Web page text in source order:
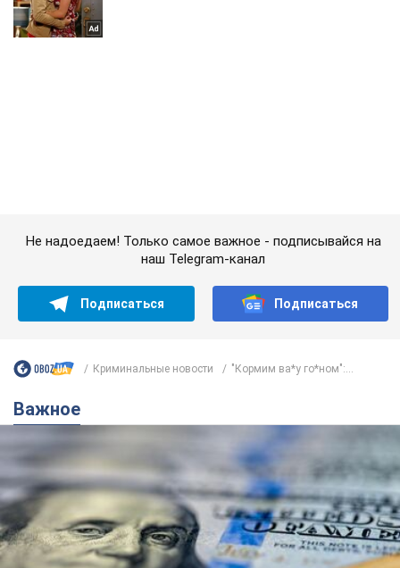
Важное
Банки "готовятся" к новому курсу доллара:
украинцам рассказали, чего ожидать в
ближайшие дни
Каким будет курс валюты в обменниках
10 годин тому 149,2 т.